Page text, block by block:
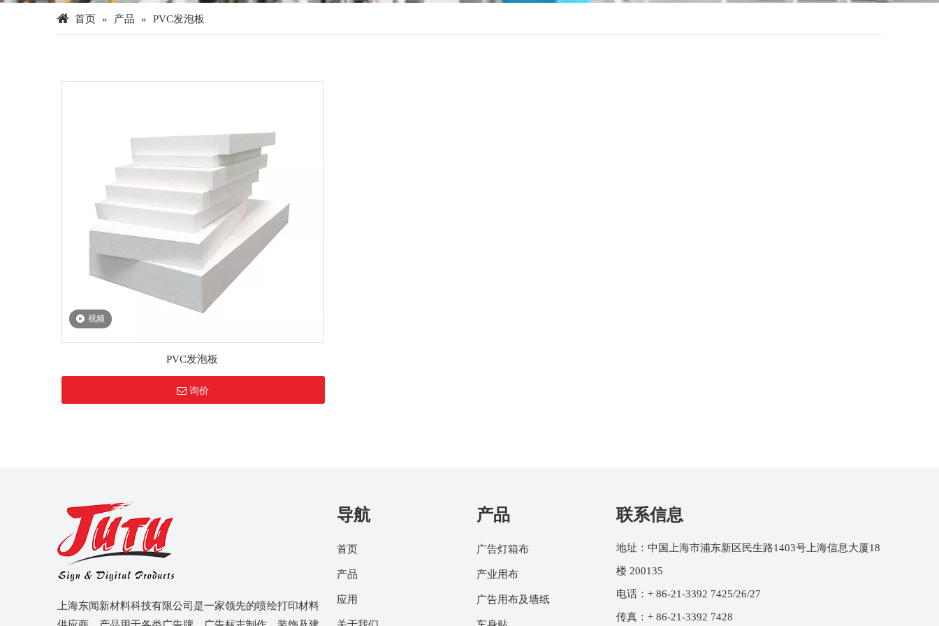
首页 » 产品 » PVC发泡板
视频
PVC发泡板
询价
上海东闻新材料科技有限公司是一家领先的喷绘打印材料
导航
首页
产品
应用
产品
广告灯箱布
产业用布
广告用布及墙纸
联系信息
地址：中国上海市浦东新区民生路1403号上海信息大厦18
楼 200135
电话：+ 86-21-3392 7425/26/27
传真：+ 86-21-3392 7428